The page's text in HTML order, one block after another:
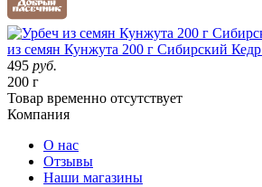
из семян Кунжута 200 г Сибирский Кедр
495 руб.
200 г
Товар временно отсутствует
Компания
О нас
Отзывы
Наши магазины